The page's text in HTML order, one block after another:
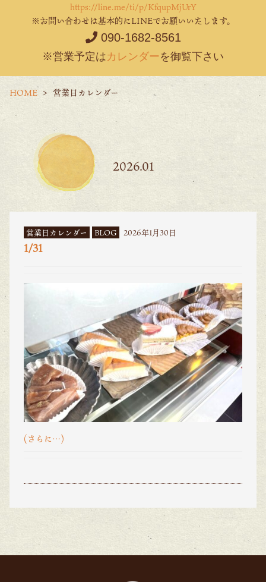
https://line.me/ti/p/KfqupMjUrY
※お問い合わせは基本的にLINEでお願いいたします。
090-1682-8561
※営業予定はカレンダーを御覧下さい
HOME 営業日カレンダー
2026.01
営業日カレンダー BLOG 2026年1月30日
1/31
(さらに…)